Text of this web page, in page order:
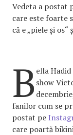
Vedeta a postat
care este foarte
că e „piele și os“
B ella
show
fanilor cum se
postat pe
care poartă